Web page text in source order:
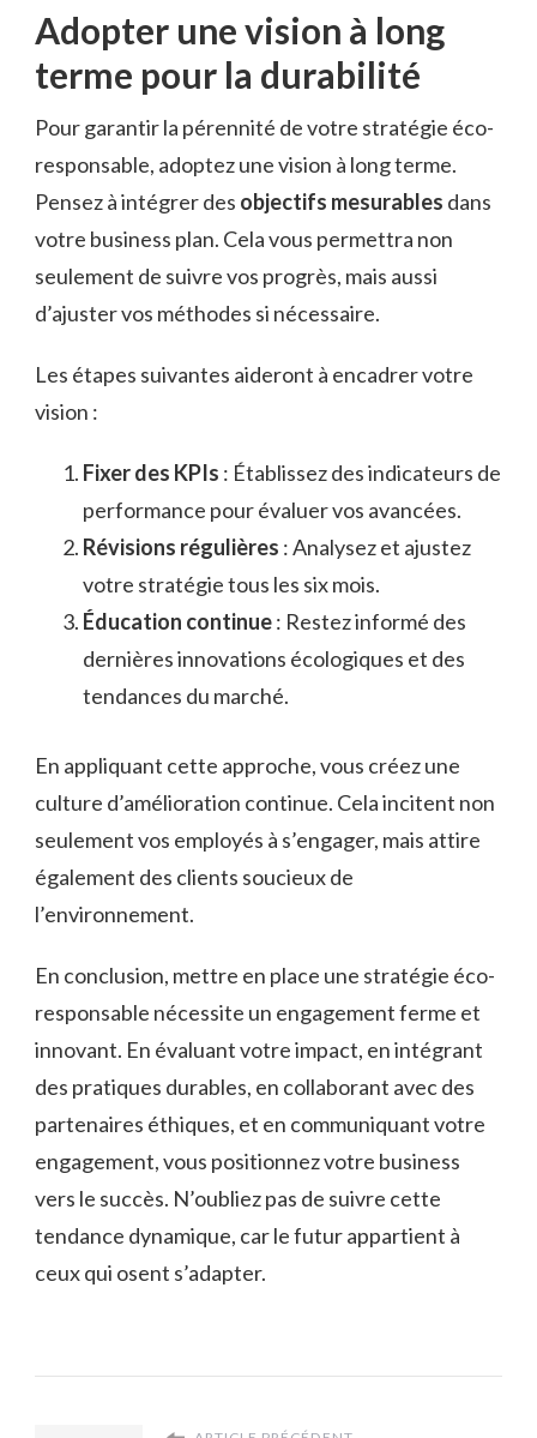
Adopter une vision à long
terme pour la durabilité
Pour garantir la pérennité de votre stratégie éco-
responsable, adoptez une vision à long terme.
Pensez à intégrer des objectifs mesurables dans
votre business plan. Cela vous permettra non
seulement de suivre vos progrès, mais aussi
d’ajuster vos méthodes si nécessaire.
Les étapes suivantes aideront à encadrer votre
vision :
Fixer des KPIs : Établissez des indicateurs de
performance pour évaluer vos avancées.
Révisions régulières : Analysez et ajustez
votre stratégie tous les six mois.
Éducation continue: Restez informé des
dernières innovations écologiques et des
tendances du marché.
En appliquant cette approche, vous créez une
culture d’amélioration continue. Cela incitent non
seulement vos employés à s’engager, mais attire
également des clients soucieux de
l’environnement.
En conclusion, mettre en place une stratégie éco-
responsable nécessite un engagement ferme et
innovant. En évaluant votre impact, en intégrant
des pratiques durables, en collaborant avec des
partenaires éthiques, et en communiquant votre
engagement, vous positionnez votre business
vers le succès. N’oubliez pas de suivre cette
tendance dynamique, car le futur appartient à
ceux qui osent s’adapter.